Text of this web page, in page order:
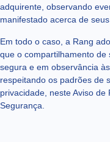
adquirente, observando
manifestado acerca de
Em todo o caso, a Rang
que o compartilhamento de
segura e em observância
respeitando os padrões de
privacidade, neste Aviso
Segurança.